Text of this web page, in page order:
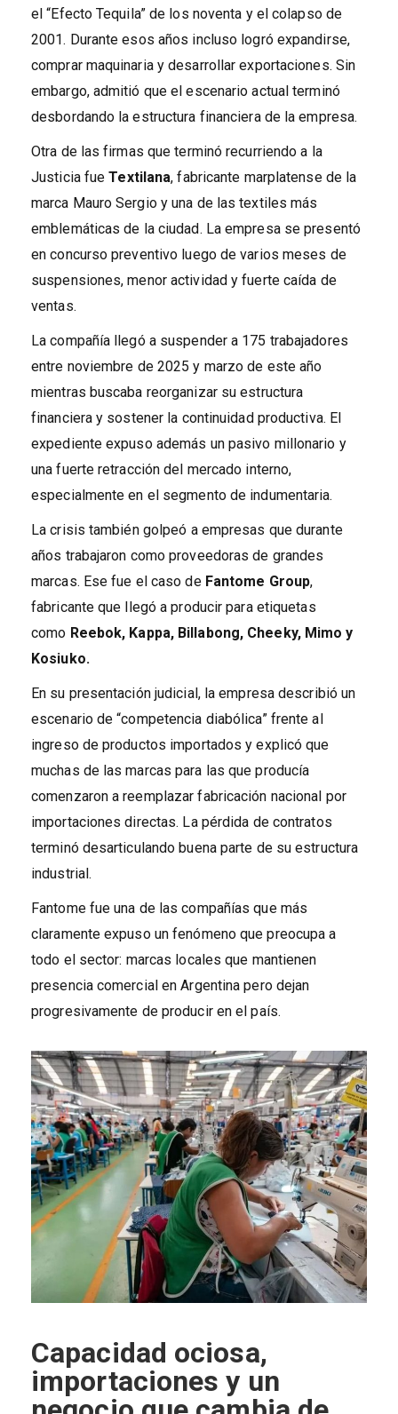
el “Efecto Tequila” de los noventa y el colapso de
2001. Durante esos años incluso logró expandirse,
comprar maquinaria y desarrollar exportaciones. Sin
embargo, admitió que el escenario actual terminó
desbordando la estructura financiera de la empresa.
Otra de las firmas que terminó recurriendo a la
Justicia fueTextilana, fabricante marplatense de la
marca Mauro Sergio y una de las textiles más
emblemáticas de la ciudad. La empresa se presentó
en concurso preventivo luego de varios meses de
suspensiones, menor actividad y fuerte caída de
ventas.
La compañía llegó a suspender a 175 trabajadores
entre noviembre de 2025 y marzo de este año
mientras buscaba reorganizar su estructura
financiera y sostener la continuidad productiva. El
expediente expuso además un pasivo millonario y
una fuerte retracción del mercado interno,
especialmente en el segmento de indumentaria.
La crisis también golpeó a empresas que durante
años trabajaron como proveedoras de grandes
marcas. Ese fue el caso de Fantome Group,
fabricante que llegó a producir para etiquetas
como Reebok, Kappa, Billabong, Cheeky, Mimo y
Kosiuko.
En su presentación judicial, la empresa describió un
escenario de “competencia diabólica” frente al
ingreso de productos importados y explicó que
muchas de las marcas para las que producía
comenzaron a reemplazar fabricación nacional por
importaciones directas. La pérdida de contratos
terminó desarticulando buena parte de su estructura
industrial.
Fantome fue una de las compañías que más
claramente expuso un fenómeno que preocupa a
todo el sector: marcas locales que mantienen
presencia comercial en Argentina pero dejan
progresivamente de producir en el país.
Capacidad ociosa,
importaciones y un